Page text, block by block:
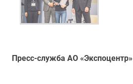
Пресс-служба АО «Экспоцентр»